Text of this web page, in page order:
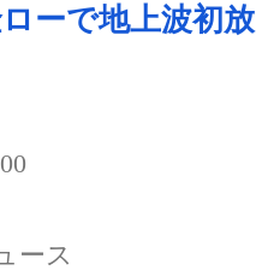
ーで地上波初放
ース